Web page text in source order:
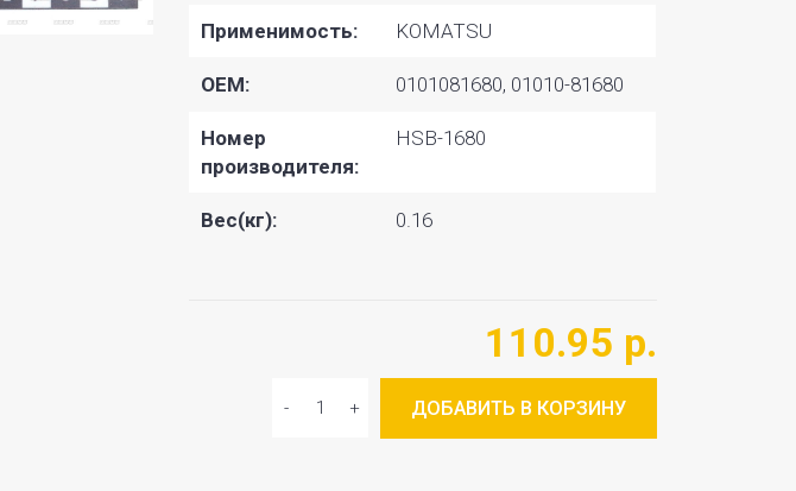
Применимость: KOMATSU
OEM: 0101081680, 01010-81680
Номер
производителя:
HSB-1680
Вес(кг): 0.16
110.95 р.
ДОБАВИТЬ В КОРЗИНУ